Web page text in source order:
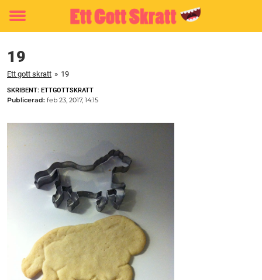
Toggle
19
Ett gott skratt » 19
SKRIBENT: ETTGOTTSKRATT
Publicerad: feb 23, 2017, 14:15